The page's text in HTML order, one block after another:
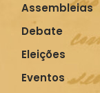
Assembleias
Debate
Eleições
Eventos